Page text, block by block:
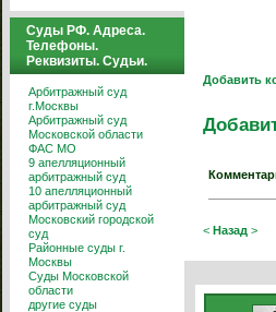
Суды РФ. Адреса.
Телефоны.
Реквизиты. Судьи.
Арбитражный суд
г.Москвы
Арбитражный суд
Московской области
ФАС МО
9 апелляционный
арбитражный суд
10 апелляционный
арбитражный суд
Московский городской
суд
Районные суды г.
Москвы
Суды Московской
области
другие суды
Добавить
< Назад >